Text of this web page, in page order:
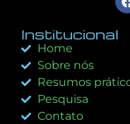
Institucional
Home
Sobre nós
Resumos
Pesquisa
Contato